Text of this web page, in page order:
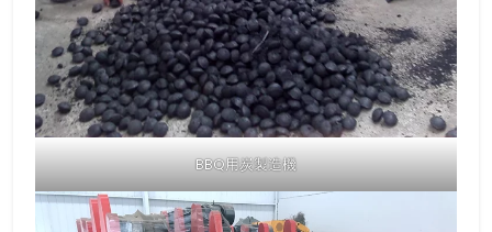
BBQ用炭製造機